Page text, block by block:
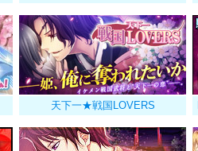
天下一★戦国LOVERS